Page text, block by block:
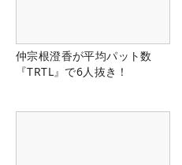
仲宗根澄香が平均パット数
『TRTL』で6人抜き！